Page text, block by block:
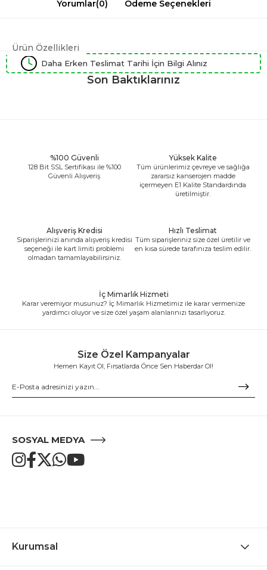
Yorumlar(0) Ödeme Seçenekleri
Ürün Özellikleri
Daha Erken Teslimat Tarihi İçin Bilgi Alınız
Son Baktıklarınız
%100 Güvenli
128 Bit SSL Sertifikası ile %100
Güvenli Alışveriş
Yüksek Kalite
Tüm ürünlerimiz çevreye ve sağlığa
zararsız kanserojen madde
içermeyen E1 Kalite Standardında
üretilmiştir.
Alışveriş Kredisi
Siparişlerinizi anında alışveriş kredisi
seçeneği ile kart limiti problemi
olmadan tamamlayabilirsiniz.
Hızlı Teslimat
Tüm siparişleriniz size özel üretilir ve
en kısa sürede tarafınıza teslim edilir.
İç Mimarlık Hizmeti
Karar veremiyor musunuz? İç Mimarlık Hizmetimiz ile karar vermenize
yardımcı oluyor ve size özel yaşam alanlarınızı tasarlıyoruz.
Size Özel Kampanyalar
Hemen Kayıt Ol, Fırsatlarda Önce Sen Haberdar Ol!
SOSYAL MEDYA
Kurumsal